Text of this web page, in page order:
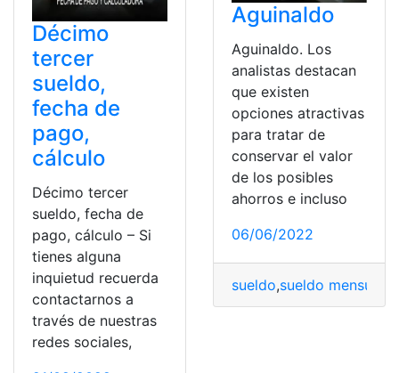
Décimo
tercer
sueldo,
fecha de
pago,
cálculo
Décimo tercer
sueldo, fecha de
pago, cálculo – Si
tienes alguna
inquietud recuerda
contactarnos a
través de nuestras
redes sociales,
Aguinaldo
Aguinaldo. Los
analistas destacan
que existen
opciones atractivas
para tratar de
conservar el valor
de los posibles
ahorros e incluso
06/06/2022
sueldo,sueldo